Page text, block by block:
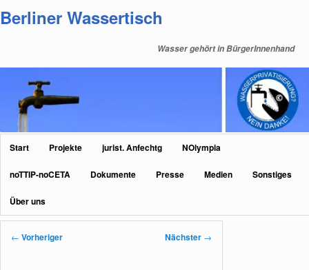
primären
Berliner Wassertisch
Wasser gehört in BürgerInnenhand
Hauptmenü
Start Projekte jurist. Anfechtg NOlympia
noTTIP-noCETA Dokumente Presse Medien Sonstiges
Über uns
Beitragsnavigation
← Vorheriger Nächster →